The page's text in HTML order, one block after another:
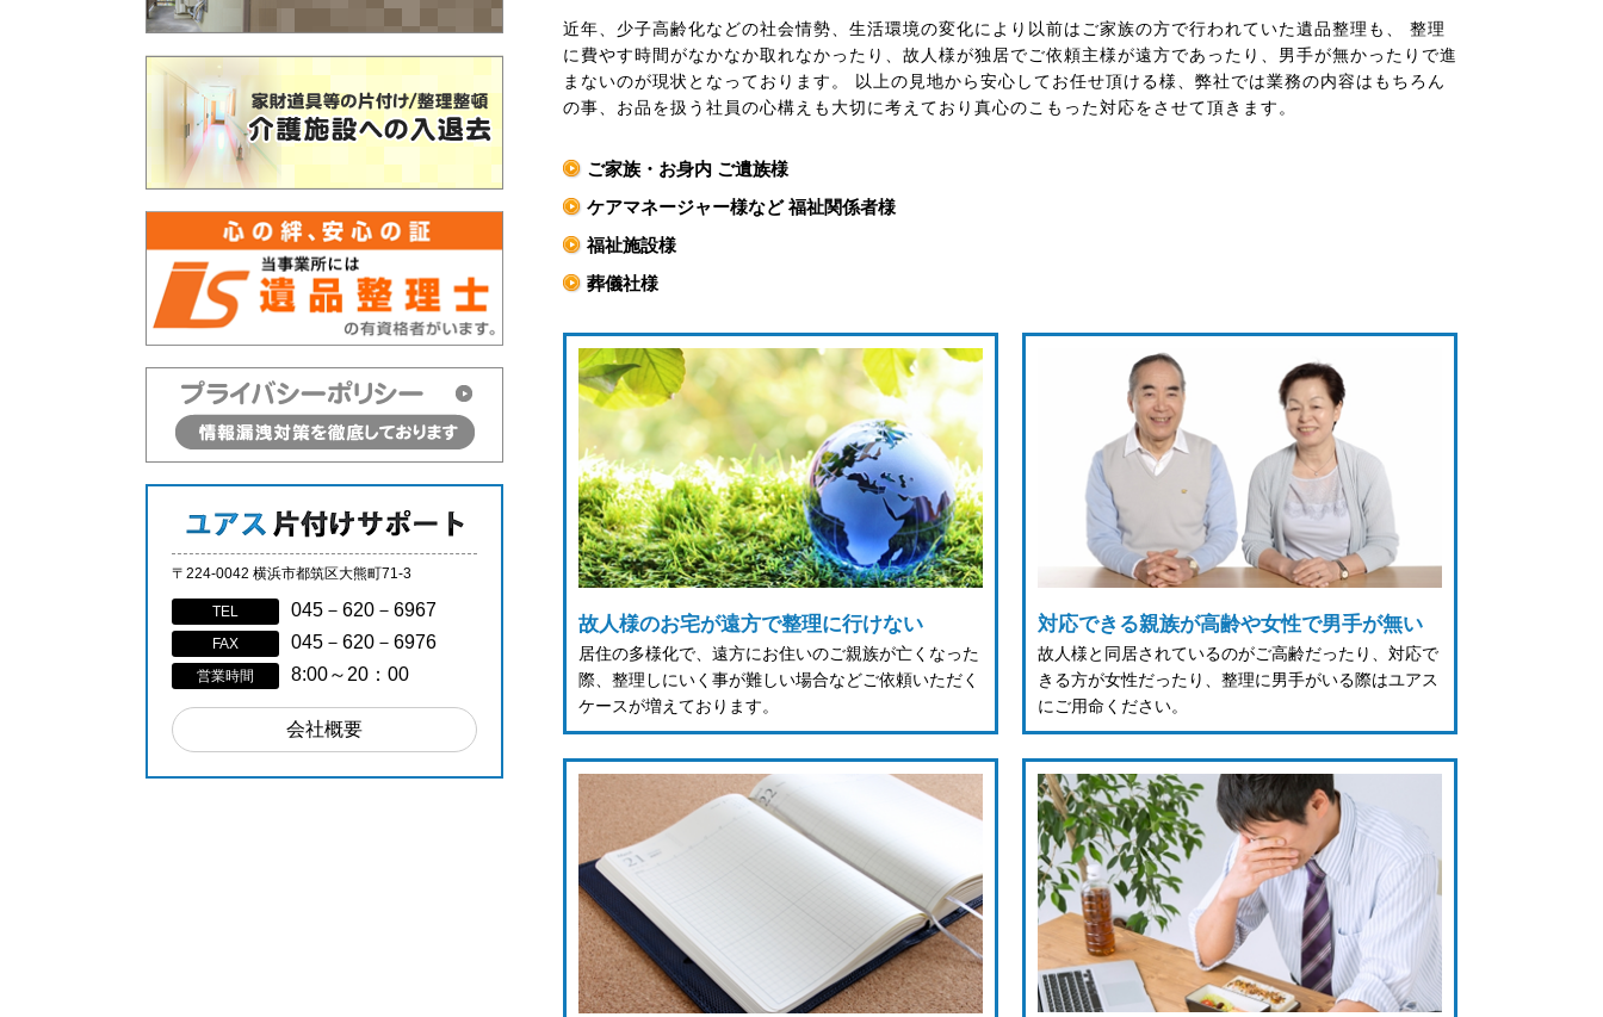
近年、少子高齢化などの社会情勢、生活環境の変化により以前はご家族の方で行われていた遺品整理も、 整理
に費やす時間がなかなか取れなかったり、故人様が独居でご依頼主様が遠方であったり、男手が無かったりで進
まないのが現状となっております。 以上の見地から安心してお任せ頂ける様、弊社では業務の内容はもちろん
の事、お品を扱う社員の心構えも大切に考えており真心のこもった対応をさせて頂きます。
ご家族・お身内 ご遺族様
ケアマネージャー様など 福祉関係者様
福祉施設様
葬儀社様
故人様のお宅が遠方で整理に行けない
居住の多様化で、遠方にお住いのご親族が亡くなった
際、整理しにいく事が難しい場合などご依頼いただく
ケースが増えております。
対応できる親族が高齢や女性で男手が無い
故人様と同居されているのがご高齢だったり、対応で
きる方が女性だったり、整理に男手がいる際はユアス
にご用命ください。
〒224-0042 横浜市都筑区大熊町71-3
TEL 045－620－6967
FAX 045－620－6976
営業時間 8:00～20：00
会社概要